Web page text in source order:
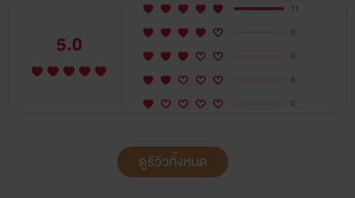
5.0
11
0
0
0
0
ดูรีวิวทั้งหมด